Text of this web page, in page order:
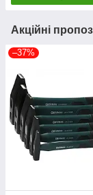
Акційні
–37%